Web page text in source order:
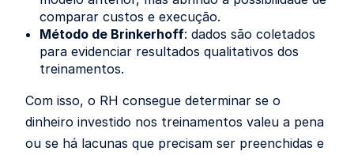
comparar custos e execução.
Método de Brinkerhoff: dados são coletados
para evidenciar resultados qualitativos dos
treinamentos.
Com isso, o RH consegue determinar se o
dinheiro investido nos treinamentos valeu a pena
ou se há lacunas que precisam ser preenchidas e